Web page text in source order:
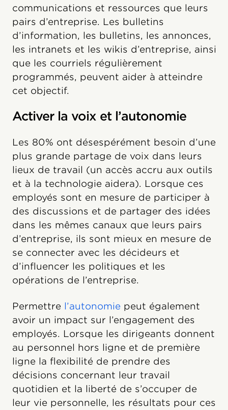
communications et ressources que leurs
pairs d’entreprise. Les bulletins
d’information, les bulletins, les annonces,
les intranets et les wikis d’entreprise, ainsi
que les courriels régulièrement
programmés, peuvent aider à atteindre
cet objectif.
Activer la voix et l’autonomie
Les 80% ont désespérément besoin d’une
plus grande partage de voix dans leurs
lieux de travail (un accès accru aux outils
et à la technologie aidera). Lorsque ces
employés sont en mesure de participer à
des discussions et de partager des idées
dans les mêmes canaux que leurs pairs
d’entreprise, ils sont mieux en mesure de
se connecter avec les décideurs et
d’influencer les politiques et les
opérations de l’entreprise.
Permettre l’autonomie peut également
avoir un impact sur l’engagement des
employés. Lorsque les dirigeants donnent
au personnel hors ligne et de première
ligne la flexibilité de prendre des
décisions concernant leur travail
quotidien et la liberté de s’occuper de
leur vie personnelle, les résultats pour ces